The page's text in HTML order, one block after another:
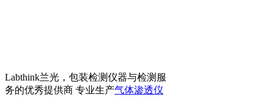
Labthink兰光，包装检测仪器与检测服
务的优秀提供商 专业生产气体渗透仪